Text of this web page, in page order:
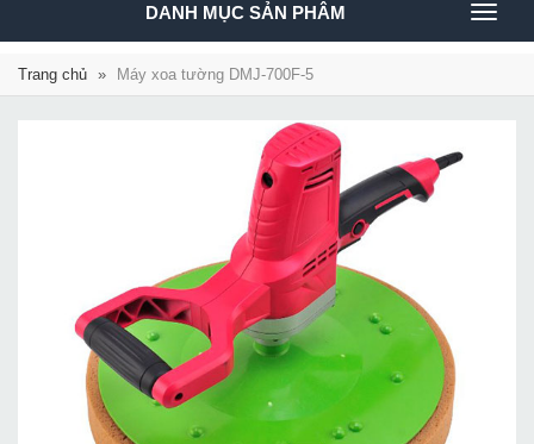
TOGGLE
NAVIGATION
DANH MỤC SẢN PHÂM
Trang chủ » Máy xoa tường DMJ-700F-5